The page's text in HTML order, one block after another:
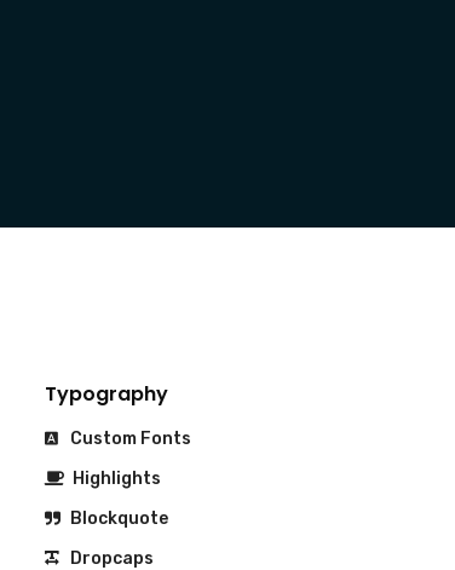
Typography
Custom Fonts
Highlights
Blockquote
Dropcaps